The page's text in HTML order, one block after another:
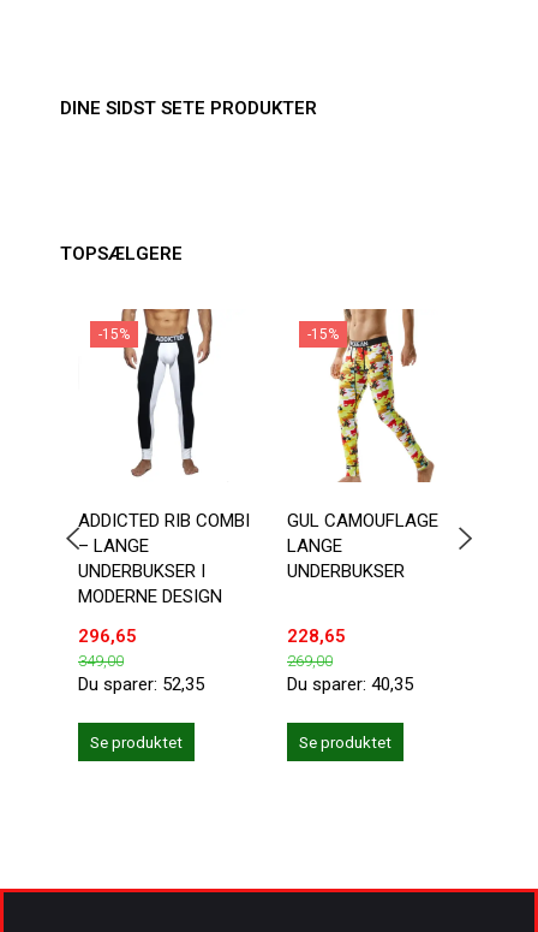
DINE SIDST SETE PRODUKTER
TOPSÆLGERE
-15%
ADDICTED RIB COMBI
– LANGE
UNDERBUKSER I
MODERNE DESIGN
296,65
349,00
Du sparer: 52,35
Se produktet
-15%
GUL CAMOUFLAGE
LANGE
UNDERBUKSER
228,65
269,00
Du sparer: 40,35
Se produktet